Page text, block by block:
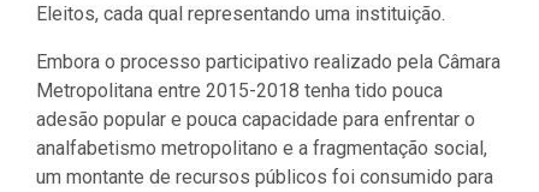
Eleitos, cada qual representando uma instituição.
Embora o processo participativo realizado pela Câmara
Metropolitana entre 2015-2018 tenha tido pouca
adesão popular e pouca capacidade para enfrentar o
analfabetismo metropolitano e a fragmentação social,
um montante de recursos públicos foi consumido para